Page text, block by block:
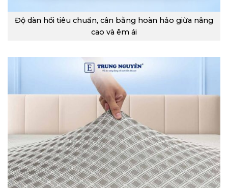
Độ dàn hồi tiêu chuẩn, cân bằng hoàn hảo giữa nâng
cao và êm ái